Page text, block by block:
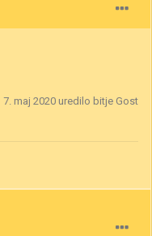
7. maj 2020 uredilo bitje Gost